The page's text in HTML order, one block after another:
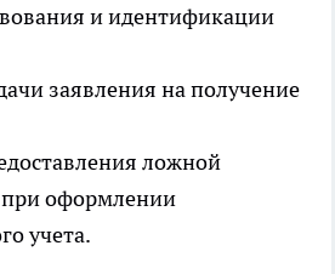
и идентификации
заявления на получение
ложной
оформлении
учета.